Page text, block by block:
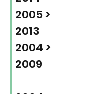
2005 >
2013
2004 >
2009